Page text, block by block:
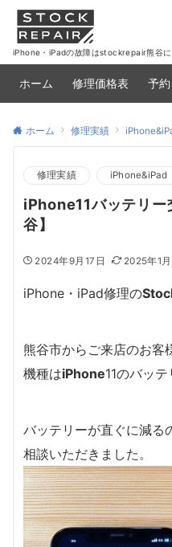
iPhone・iPadの故障はstockrepair熊谷に
ホーム 修理価格表 予
ホーム 修理実績
修理実績 iPhone&iPad
iPhone11バッテリ
谷】
2024年9月17日 2025年1月
iPhone・iPad修理の
熊谷市からご来店のお客
機種はiPhone11のバッ
バッテリーが直ぐに減る
相談いただきました。